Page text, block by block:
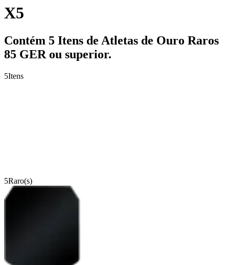
X5
Contém 5 Itens de Atletas de Ouro Raros
85 GER ou superior.
5Itens
5Raro(s)